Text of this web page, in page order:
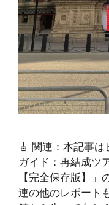
🎸 関連：本記事
ガイド：再結成ツ
【完全保存版】
連の他のレポート